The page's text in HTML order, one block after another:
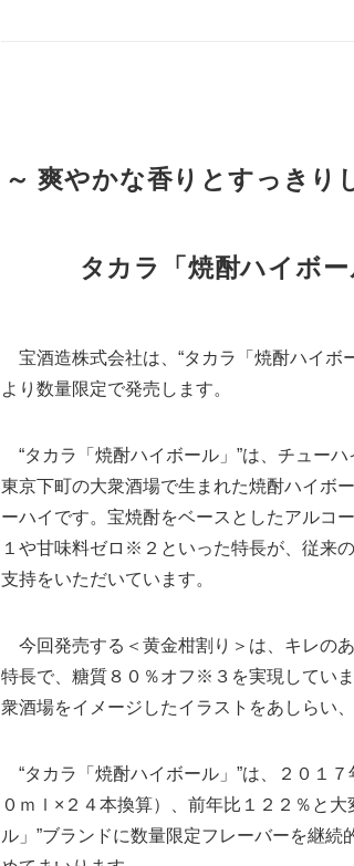
～ 爽やかな香りとすっきり
タカラ「焼酎ハイボ
宝酒造株式会社は、“タカラ「焼酎ハイボ
より数量限定で発売します。
“タカラ「焼酎ハイボール」”は、チュー
東京下町の大衆酒場で生まれた焼酎ハイボ
ーハイです。宝焼酎をベースとしたアルコ
１や甘味料ゼロ※２といった特長が、従来
支持をいただいています。
今回発売する＜黄金柑割り＞は、キレの
特長で、糖質８０％オフ※３を実現してい
衆酒場をイメージしたイラストをあしらい
“タカラ「焼酎ハイボール」”は、２０１
０ｍｌ×２４本換算）、前年比１２２％と
ル」”ブランドに数量限定フレーバーを継